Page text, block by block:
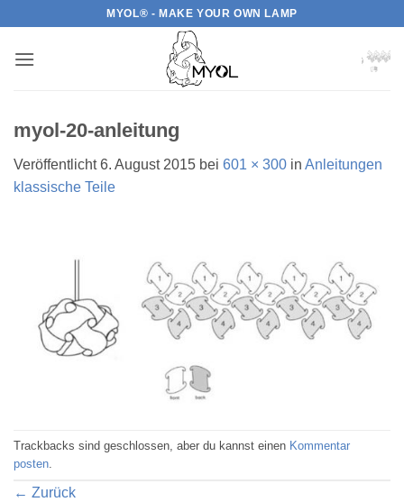
springen
MYOL® - MAKE YOUR OWN LAMP
myol-20-anleitung
Veröffentlicht6. August 2015 bei 601 × 300 in Anleitungen
klassische Teile
Trackbacks sind geschlossen, aber du kannst einen Kommentar
posten
← Zurück